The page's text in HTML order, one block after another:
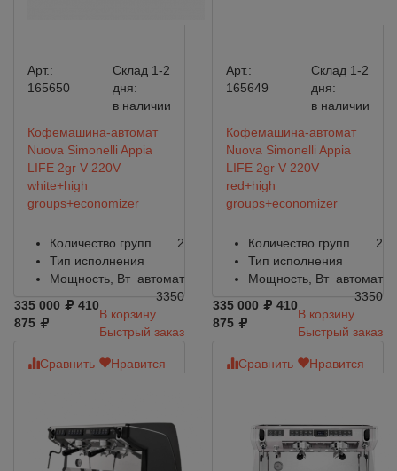
Арт.:
165650
Склад 1-2
дня:
в наличии
Кофемашина-автомат
Nuova Simonelli Appia
LIFE 2gr V 220V
white+high
groups+economizer
Количество групп
2
Тип исполнения
автомат
Мощность, Вт
3350
335 000
410
875
В корзину
Быстрый заказ
Арт.:
165649
Склад 1-2
дня:
в наличии
Кофемашина-автомат
Nuova Simonelli Appia
LIFE 2gr V 220V
red+high
groups+economizer
Количество групп
2
Тип исполнения
автомат
Мощность, Вт
3350
335 000
410
875
В корзину
Быстрый заказ
Сравнить Нравится Сравнить Нравится